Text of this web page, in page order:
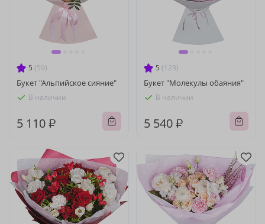
5 (59)
Букет "Альпийское сияние"
В наличии
5 110 ₽
5 (123)
Букет "Молекулы обаяния"
В наличии
5 540 ₽